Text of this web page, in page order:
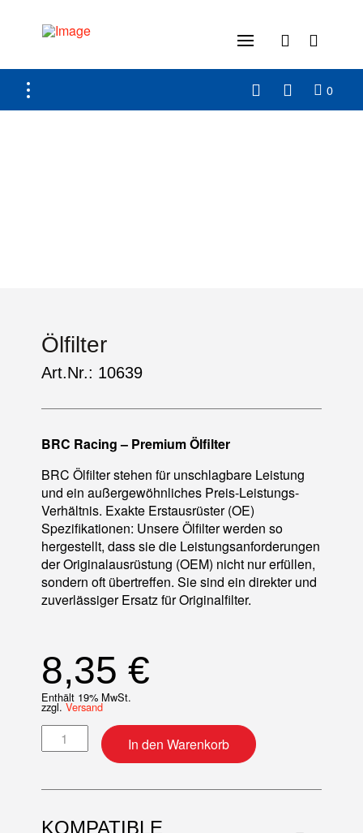
0
Ölfilter
Art.Nr.: 10639
BRC Racing – Premium Ölfilter
BRC Ölfilter stehen für unschlagbare Leistung
und ein außergewöhnliches Preis-Leistungs-
Verhältnis. Exakte Erstausrüster (OE)
Spezifikationen: Unsere Ölfilter werden so
hergestellt, dass sie die Leistungsanforderungen
der Originalausrüstung (OEM) nicht nur erfüllen,
sondern oft übertreffen. Sie sind ein direkter und
zuverlässiger Ersatz für Originalfilter.
8,35 €
Enthält 19% MwSt.
zzgl. Versand
Ölfilter Menge In den Warenkorb
KOMPATIBLE